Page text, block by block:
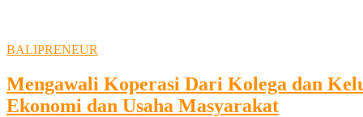
BALIPRENEUR
Mengawali Koperasi Dari Kolega dan
Ekonomi dan Usaha Masyarakat